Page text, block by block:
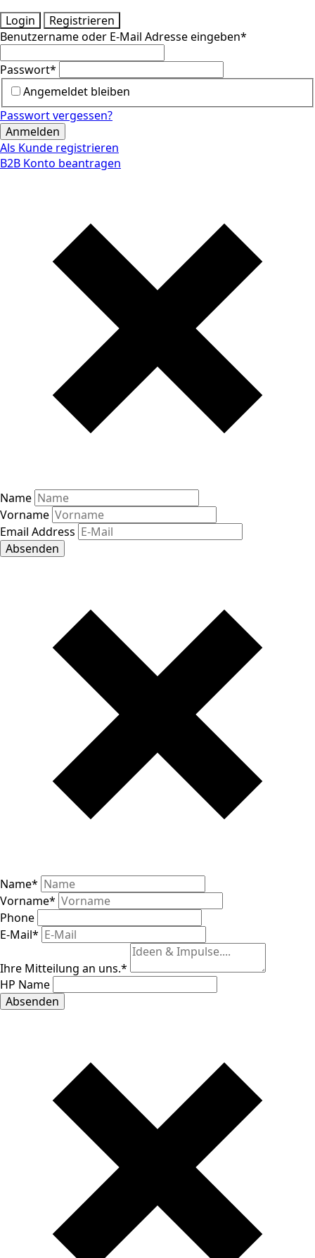
Login
Registrieren
Benutzername oder E-Mail Adresse eingeben*
Passwort*
Angemeldet bleiben
Passwort vergessen?
Anmelden
Als Kunde registrieren
B2B Konto beantragen
Name
Vorname
Email Address
Name*
Vorname*
Phone
E-Mail*
Ihre Mitteilung an uns.*
HP Name
Absenden